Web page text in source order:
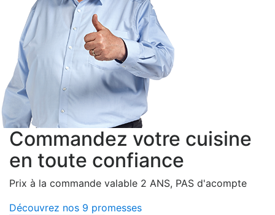
Commandez votre cuisine
en toute confiance
Prix à la commande valable 2 ANS, PAS d'acompte
Découvrez nos 9 promesses